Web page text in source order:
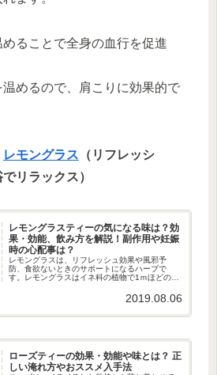
ることで全身の血行を促進
めるので、肩こりに効果的で
レモングラス （リフレッシ
リラックス）
レモングラスティーの気になる味は？効
果・効能、飲み方を解説！副作用や妊娠
時の心配事は？
レモングラスは、リフレッシュ効果や風邪予
防、食欲ないときのサポートになるハーブで
す。レモングラスはイネ科の植物で1ｍほどの高
産といわれている植物で、インドでは数千年も
前から使われている薬草です。。東...2019.08.06
ローズティーの効果・効能や味とは？ 正
しい淹れ方やおススメ入手法